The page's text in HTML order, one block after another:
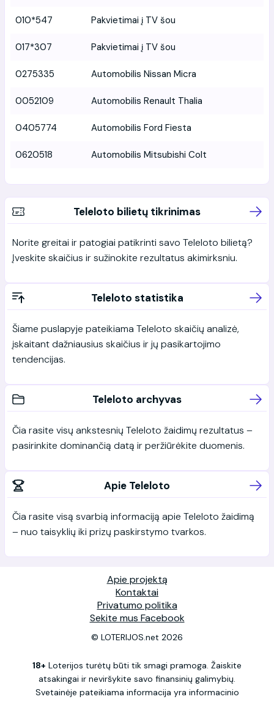
010*547 Pakvietimai į TV šou
017*307 Pakvietimai į TV šou
0275335 Automobilis Nissan Micra
0052109 Automobilis Renault Thalia
0405774 Automobilis Ford Fiesta
0620518 Automobilis Mitsubishi Colt
Teleloto bilietų tikrinimas
Norite greitai ir patogiai patikrinti savo Teleloto bilietą?
Įveskite skaičius ir sužinokite rezultatus akimirksniu.
Teleloto statistika
Šiame puslapyje pateikiama Teleloto skaičių analizė,
įskaitant dažniausius skaičius ir jų pasikartojimo
tendencijas.
Teleloto archyvas
Čia rasite visų ankstesnių Teleloto žaidimų rezultatus –
pasirinkite dominančią datą ir peržiūrėkite duomenis.
Apie Teleloto
Čia rasite visą svarbią informaciją apie Teleloto žaidimą
– nuo taisyklių iki prizų paskirstymo tvarkos.
Apie projektą
Kontaktai
Privatumo politika
Sekite mus Facebook
© LOTERIJOS.net 2026
18+ Loterijos turėtų būti tik smagi pramoga. Žaiskite
atsakingai ir neviršykite savo finansinių galimybių.
Svetainėje pateikiama informacija yra informacinio